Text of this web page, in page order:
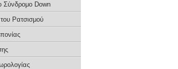
Σύνδρομο Down
Ρατσισμού